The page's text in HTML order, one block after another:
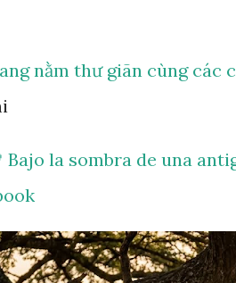
nằm thư giãn cùng các
Bajo la sombra de una